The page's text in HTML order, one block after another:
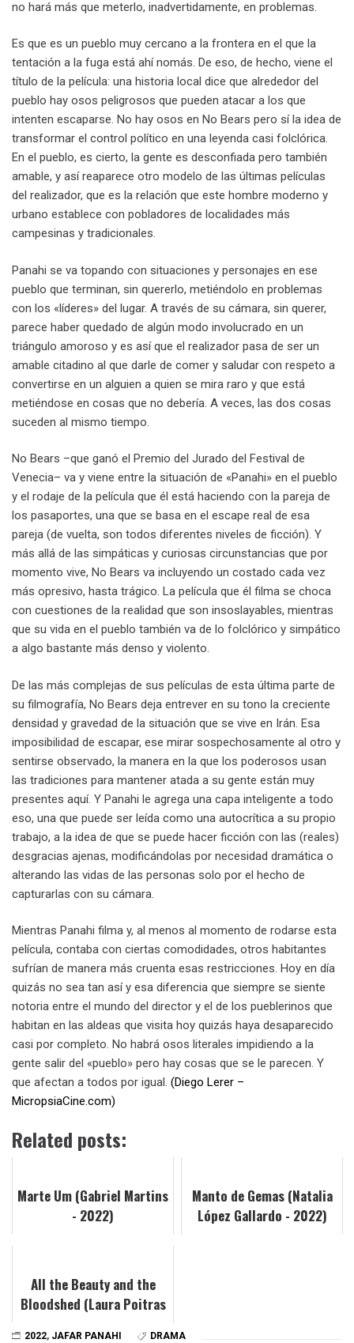
no hará más que meterlo, inadvertidamente, en problemas.
Es que es un pueblo muy cercano a la frontera en el que la
tentación a la fuga está ahí nomás. De eso, de hecho, viene el
título de la película: una historia local dice que alrededor del
pueblo hay osos peligrosos que pueden atacar a los que
intenten escaparse. No hay osos en No Bears pero sí la idea de
transformar el control político en una leyenda casi folclórica.
En el pueblo, es cierto, la gente es desconfiada pero también
amable, y así reaparece otro modelo de las últimas películas
del realizador, que es la relación que este hombre moderno y
urbano establece con pobladores de localidades más
campesinas y tradicionales.
Panahi se va topando con situaciones y personajes en ese
pueblo que terminan, sin quererlo, metiéndolo en problemas
con los «líderes» del lugar. A través de su cámara, sin querer,
parece haber quedado de algún modo involucrado en un
triángulo amoroso y es así que el realizador pasa de ser un
amable citadino al que darle de comer y saludar con respeto a
convertirse en un alguien a quien se mira raro y que está
metiéndose en cosas que no debería. A veces, las dos cosas
suceden al mismo tiempo.
No Bears –que ganó el Premio del Jurado del Festival de
Venecia– va y viene entre la situación de «Panahi» en el pueblo
y el rodaje de la película que él está haciendo con la pareja de
los pasaportes, una que se basa en el escape real de esa
pareja (de vuelta, son todos diferentes niveles de ficción). Y
más allá de las simpáticas y curiosas circunstancias que por
momento vive, No Bears va incluyendo un costado cada vez
más opresivo, hasta trágico. La película que él filma se choca
con cuestiones de la realidad que son insoslayables, mientras
que su vida en el pueblo también va de lo folclórico y simpático
a algo bastante más denso y violento.
De las más complejas de sus películas de esta última parte de
su filmografía, No Bears deja entrever en su tono la creciente
densidad y gravedad de la situación que se vive en Irán. Esa
imposibilidad de escapar, ese mirar sospechosamente al otro y
sentirse observado, la manera en la que los poderosos usan
las tradiciones para mantener atada a su gente están muy
presentes aquí. Y Panahi le agrega una capa inteligente a todo
eso, una que puede ser leída como una autocrítica a su propio
trabajo, a la idea de que se puede hacer ficción con las (reales)
desgracias ajenas, modificándolas por necesidad dramática o
alterando las vidas de las personas solo por el hecho de
capturarlas con su cámara.
Mientras Panahi filma y, al menos al momento de rodarse esta
película, contaba con ciertas comodidades, otros habitantes
sufrían de manera más cruenta esas restricciones. Hoy en día
quizás no sea tan así y esa diferencia que siempre se siente
notoria entre el mundo del director y el de los pueblerinos que
habitan en las aldeas que visita hoy quizás haya desaparecido
casi por completo. No habrá osos literales impidiendo a la
gente salir del «pueblo» pero hay cosas que se le parecen. Y
que afectan a todos por igual. (Diego Lerer –
MicropsiaCine.com)
Related posts:
Marte Um (Gabriel Martins
- 2022)
Manto de Gemas (Natalia
López Gallardo - 2022)
All the Beauty and the
Bloodshed (Laura Poitras
2022, JAFAR PANAHI DRAMA